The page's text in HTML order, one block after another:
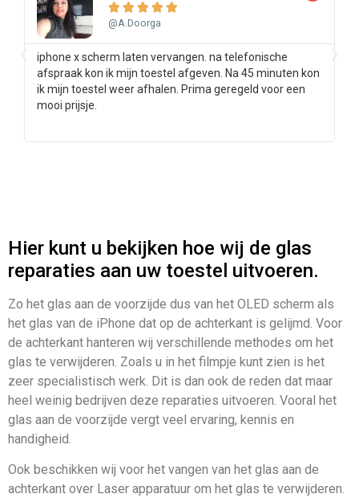
    
@A.Doorga
iphone x scherm laten vervangen. na telefonische
afspraak kon ik mijn toestel afgeven. Na 45 minuten kon
ik mijn toestel weer afhalen. Prima geregeld voor een
mooi prijsje.
Hier kunt u bekijken hoe wij de glas
reparaties aan uw toestel uitvoeren.
Zo het glas aan de voorzijde dus van het OLED scherm als
het glas van de iPhone dat op de achterkant is gelijmd. Voor
de achterkant hanteren wij verschillende methodes om het
glas te verwijderen. Zoals u in het filmpje kunt zien is het
zeer specialistisch werk. Dit is dan ook de reden dat maar
heel weinig bedrijven deze reparaties uitvoeren. Vooral het
glas aan de voorzijde vergt veel ervaring, kennis en
handigheid.
Ook beschikken wij voor het vangen van het glas aan de
achterkant over Laser apparatuur om het glas te verwijderen.